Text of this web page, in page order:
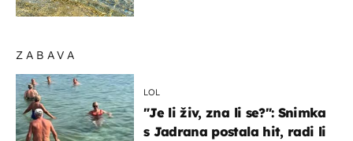
ZABAVA
LOL
"Je li živ, zna li se?": Snimka
s Jadrana postala hit, radi li